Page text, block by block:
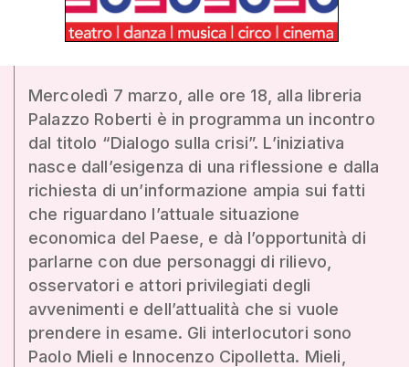
Mercoledì 7 marzo, alle ore 18, alla libreria
Palazzo Roberti è in programma un incontro
dal titolo “Dialogo sulla crisi”. L’iniziativa
nasce dall’esigenza di una riflessione e dalla
richiesta di un’informazione ampia sui fatti
che riguardano l’attuale situazione
economica del Paese, e dà l’opportunità di
parlarne con due personaggi di rilievo,
osservatori e attori privilegiati degli
avvenimenti e dell’attualità che si vuole
prendere in esame. Gli interlocutori sono
Paolo Mieli e Innocenzo Cipolletta. Mieli,